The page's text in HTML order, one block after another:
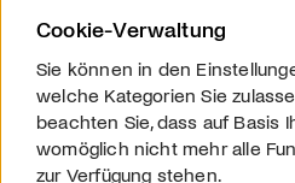
Cookie-Verwaltung
Sie können in den
welche Kategorien Sie
beachten Sie, dass auf Basis
womöglich nicht mehr alle
zur Verfügung stehen.